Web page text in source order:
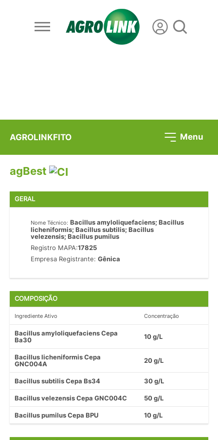
AGROLINKFITO Menu
agBest
GERAL
Nome Técnico: Bacillus amyloliquefaciens; Bacillus
licheniformis; Bacillus subtilis; Bacillus
velezensis; Bacillus pumilus
Registro MAPA:17825
Empresa Registrante:Gênica
COMPOSIÇÃO
Ingrediente Ativo Concentração
Bacillus amyloliquefaciens Cepa
Ba30
10 g/L
Bacillus licheniformis Cepa
GNC004A
20 g/L
Bacillus subtilis Cepa Bs34 30 g/L
Bacillus velezensis Cepa GNC004C 50 g/L
Bacillus pumilus Cepa BPU 10 g/L